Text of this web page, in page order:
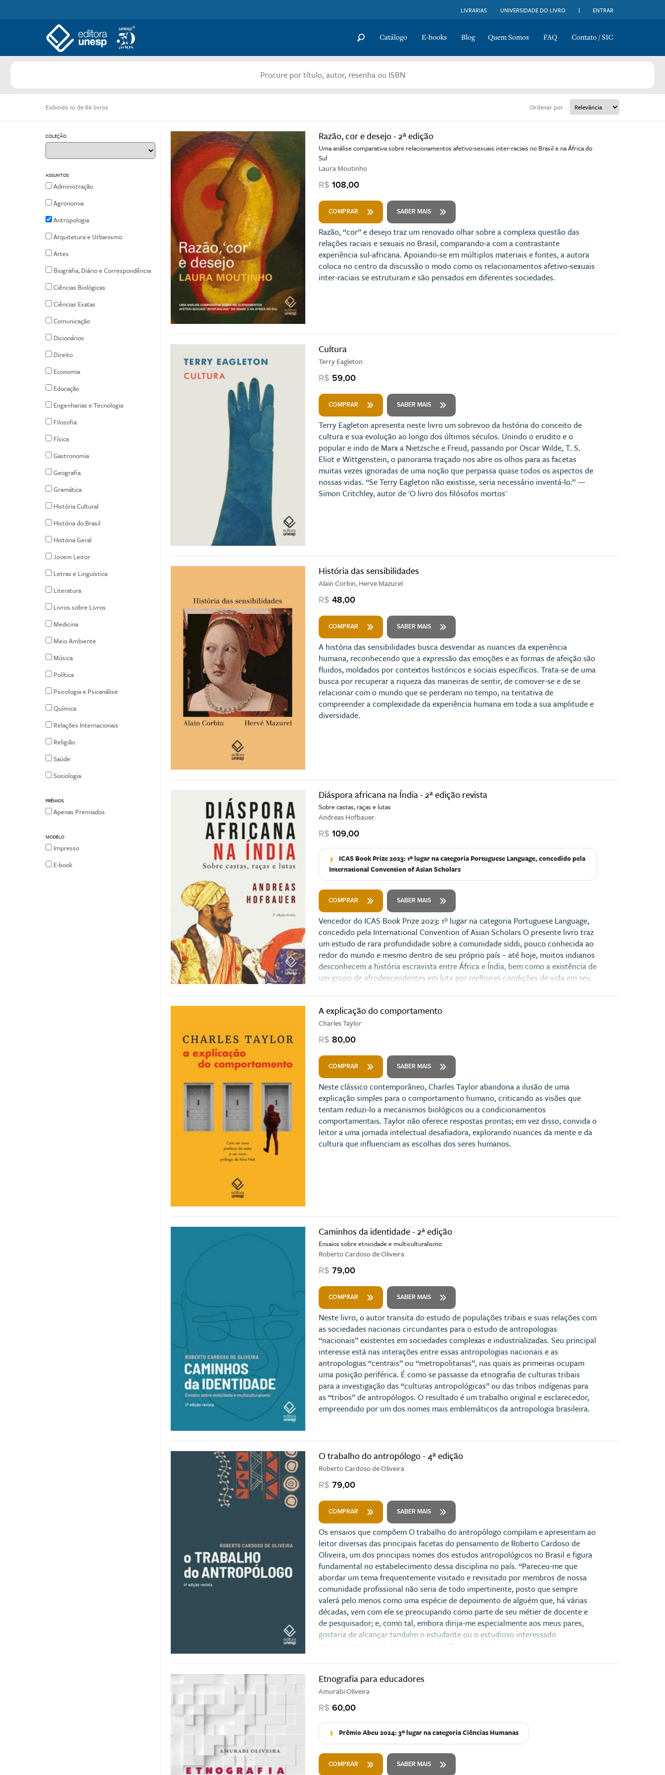
LIVRARIAS UNIVERSIDADE DO LIVRO ENTRAR
Catálogo E-books Blog Quem Somos FAQ Contato / SIC
Exibindo 10 de 86 livros Ordenar por
COLEÇÃO
ASSUNTOS
Administração
Agronomia
Antropologia
Arquitetura e Urbanismo
Artes
Biografia, Diário e Correspondência
Ciências Biológicas
Ciências Exatas
Comunicação
Dicionários
Direito
Economia
Educação
Engenharias e Tecnologia
Filosofia
Física
Gastronomia
Geografia
Gramática
História Cultural
História do Brasil
História Geral
Jovem Leitor
Letras e Linguística
Literatura
Livros sobre Livros
Medicina
Meio Ambiente
Música
Política
Psicologia e Psicanálise
Química
Relações Internacionais
Religião
Saúde
Sociologia
PRÊMIOS
Apenas Premiados
MODELO
Impresso
E-book
Razão, cor e desejo - 2ª edição
Uma análise comparativa sobre relacionamentos afetivo-sexuais inter-raciais no Brasil e na África do
Sul
Laura Moutinho
R$ 108,00
COMPRAR SABER MAIS
Razão, “cor” e desejo traz um renovado olhar sobre a complexa questão das
relações raciais e sexuais no Brasil, comparando-a com a contrastante
experiência sul-africana. Apoiando-se em múltiplos materiais e fontes, a autora
coloca no centro da discussão o modo como os relacionamentos afetivo-sexuais
inter-raciais se estruturam e são pensados em diferentes sociedades.
Cultura
Terry Eagleton
R$ 59,00
COMPRAR SABER MAIS
Terry Eagleton apresenta neste livro um sobrevoo da história do conceito de
cultura e sua evolução ao longo dos últimos séculos. Unindo o erudito e o
popular e indo de Marx a Nietzsche e Freud, passando por Oscar Wilde, T. S.
Eliot e Wittgenstein, o panorama traçado nos abre os olhos para as facetas
muitas vezes ignoradas de uma noção que perpassa quase todos os aspectos de
nossas vidas. “Se Terry Eagleton não existisse, seria necessário inventá-lo.” —
Simon Critchley, autor de 'O livro dos filósofos mortos'
História das sensibilidades
Alain Corbin, Herve Mazurel
R$ 48,00
COMPRAR SABER MAIS
A história das sensibilidades busca desvendar as nuances da experiência
humana, reconhecendo que a expressão das emoções e as formas de afeição são
fluidos, moldados por contextos históricos e sociais específicos. Trata-se de uma
busca por recuperar a riqueza das maneiras de sentir, de comover-se e de se
relacionar com o mundo que se perderam no tempo, na tentativa de
compreender a complexidade da experiência humana em toda a sua amplitude e
diversidade.
Diáspora africana na Índia - 2ª edição revista
Sobre castas, raças e lutas
Andreas Hofbauer
R$ 109,00
ICAS Book Prize 2023: 1º lugar na categoria Portuguese Language, concedido pela
International Convention of Asian Scholars
COMPRAR SABER MAIS
Vencedor do ICAS Book Prize 2023: 1º lugar na categoria Portuguese Language,
concedido pela International Convention of Asian Scholars O presente livro traz
um estudo de rara profundidade sobre a comunidade siddi, pouco conhecida ao
redor do mundo e mesmo dentro de seu próprio país – até hoje, muitos indianos
desconhecem a história escravista entre África e Índia, bem como a existência de
um grupo de afrodescendentes em luta por melhores condições de vida em seu
A explicação do comportamento
Charles Taylor
R$ 80,00
COMPRAR SABER MAIS
Neste clássico contemporâneo, Charles Taylor abandona a ilusão de uma
explicação simples para o comportamento humano, criticando as visões que
tentam reduzi-lo a mecanismos biológicos ou a condicionamentos
comportamentais. Taylor não oferece respostas prontas; em vez disso, convida o
leitor a uma jornada intelectual desafiadora, explorando nuances da mente e da
cultura que influenciam as escolhas dos seres humanos.
Caminhos da identidade - 2ª edição
Ensaios sobre etnicidade e multiculturalismo
Roberto Cardoso de Oliveira
R$ 79,00
COMPRAR SABER MAIS
Neste livro, o autor transita do estudo de populações tribais e suas relações com
as sociedades nacionais circundantes para o estudo de antropologias
“nacionais” existentes em sociedades complexas e industrializadas. Seu principal
interesse está nas interações entre essas antropologias nacionais e as
antropologias “centrais” ou “metropolitanas”, nas quais as primeiras ocupam
uma posição periférica. É como se passasse da etnografia de culturas tribais
para a investigação das “culturas antropológicas” ou das tribos indígenas para
as “tribos” de antropólogos. O resultado é um trabalho original e esclarecedor,
empreendido por um dos nomes mais emblemáticos da antropologia brasileira.
O trabalho do antropólogo - 4ª edição
Roberto Cardoso de Oliveira
R$ 79,00
COMPRAR SABER MAIS
Os ensaios que compõem O trabalho do antropólogo compilam e apresentam ao
leitor diversas das principais facetas do pensamento de Roberto Cardoso de
Oliveira, um dos principais nomes dos estudos antropológicos no Brasil e figura
fundamental no estabelecimento dessa disciplina no país. “Pareceu-me que
abordar um tema frequentemente visitado e revisitado por membros de nossa
comunidade profissional não seria de todo impertinente, posto que sempre
valerá pelo menos como uma espécie de depoimento de alguém que, há várias
décadas, vem com ele se preocupando como parte de seu métier de docente e
de pesquisador; e, como tal, embora dirija-me especialmente aos meus pares,
gostaria de alcançar também o estudante ou o estudioso interessado
genericamente em ciências sociais [...]”
Etnografia para educadores
Amurabi Oliveira
R$ 60,00
Prêmio Abeu 2024: 3º lugar na categoria Ciências Humanas
COMPRAR SABER MAIS